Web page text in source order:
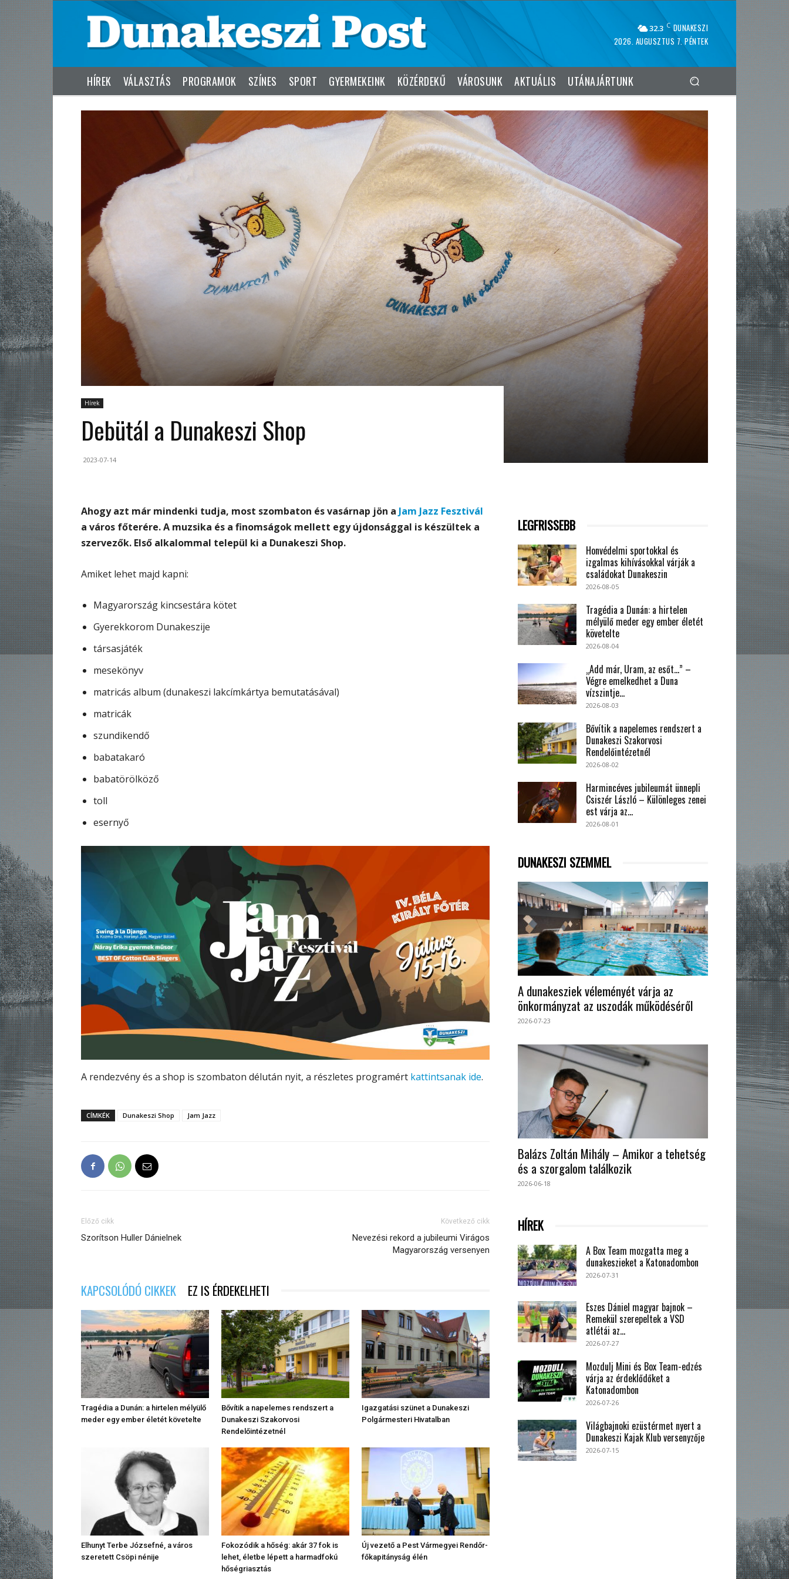
32.3 C DUNAKESZI
2026. AUGUSZTUS 7. PÉNTEK
HÍREK VÁLASZTÁS PROGRAMOK SZÍNES SPORT GYERMEKEINK KÖZÉRDEKŰ VÁROSUNK AKTUÁLIS UTÁNAJÁRTUNK
Hírek
Debütál a Dunakeszi Shop
2023-07-14
Ahogy azt már mindenki tudja, most szombaton és vasárnap jön a Jam Jazz Fesztivál
a város főterére. A muzsika és a finomságok mellett egy újdonsággal is készültek a
szervezők. Első alkalommal települ ki a Dunakeszi Shop.
Amiket lehet majd kapni:
Magyarország kincsestára kötet
Gyerekkorom Dunakeszije
társasjáték
mesekönyv
matricás album (dunakeszi lakcímkártya bemutatásával)
matricák
szundikendő
babatakaró
babatörölköző
toll
esernyő
A rendezvény és a shop is szombaton délután nyit, a részletes programért kattintsanak ide.
CÍMKÉK Dunakeszi Shop Jam Jazz
Előző cikk
Szorítson Huller Dánielnek
Következő cikk
Nevezési rekord a jubileumi Virágos
Magyarország versenyen
KAPCSOLÓDÓ CIKKEK EZ IS ÉRDEKELHETI
Tragédia a Dunán: a hirtelen mélyülő
meder egy ember életét követelte
Bővítik a napelemes rendszert a
Dunakeszi Szakorvosi
Rendelőintézetnél
Igazgatási szünet a Dunakeszi
Polgármesteri Hivatalban
Elhunyt Terbe Józsefné, a város
szeretett Csöpi nénije
Fokozódik a hőség: akár 37 fok is
lehet, életbe lépett a harmadfokú
hőségriasztás
Új vezető a Pest Vármegyei Rendőr-
főkapitányság élén
LEGFRISSEBB
Honvédelmi sportokkal és
izgalmas kihívásokkal várják a
családokat Dunakeszin
2026-08-05
Tragédia a Dunán: a hirtelen
mélyülő meder egy ember életét
követelte
2026-08-04
„Add már, Uram, az esőt…” –
Végre emelkedhet a Duna
vízszintje...
2026-08-03
Bővítik a napelemes rendszert a
Dunakeszi Szakorvosi
Rendelőintézetnél
2026-08-02
Harmincéves jubileumát ünnepli
Csiszér László – Különleges zenei
est várja az...
2026-08-01
DUNAKESZI SZEMMEL
A dunakesziek véleményét várja az
önkormányzat az uszodák működéséről
2026-07-23
Balázs Zoltán Mihály – Amikor a tehetség
és a szorgalom találkozik
2026-06-18
HÍREK
A Box Team mozgatta meg a
dunakeszieket a Katonadombon
2026-07-31
Eszes Dániel magyar bajnok –
Remekül szerepeltek a VSD
atlétái az...
2026-07-27
Mozdulj Mini és Box Team-edzés
várja az érdeklődőket a
Katonadombon
2026-07-26
Világbajnoki ezüstérmet nyert a
Dunakeszi Kajak Klub versenyzője
2026-07-15